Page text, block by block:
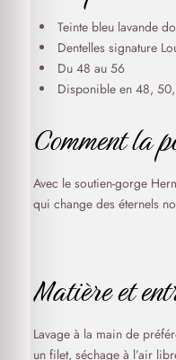
Teinte bleu lavande
Dentelles signature
Du 48 au 56
Disponible en 48,
Comment la
Avec le soutien-gorge
qui change des éternels
Matière et
Lavage à la main de
un filet, séchage à l’air